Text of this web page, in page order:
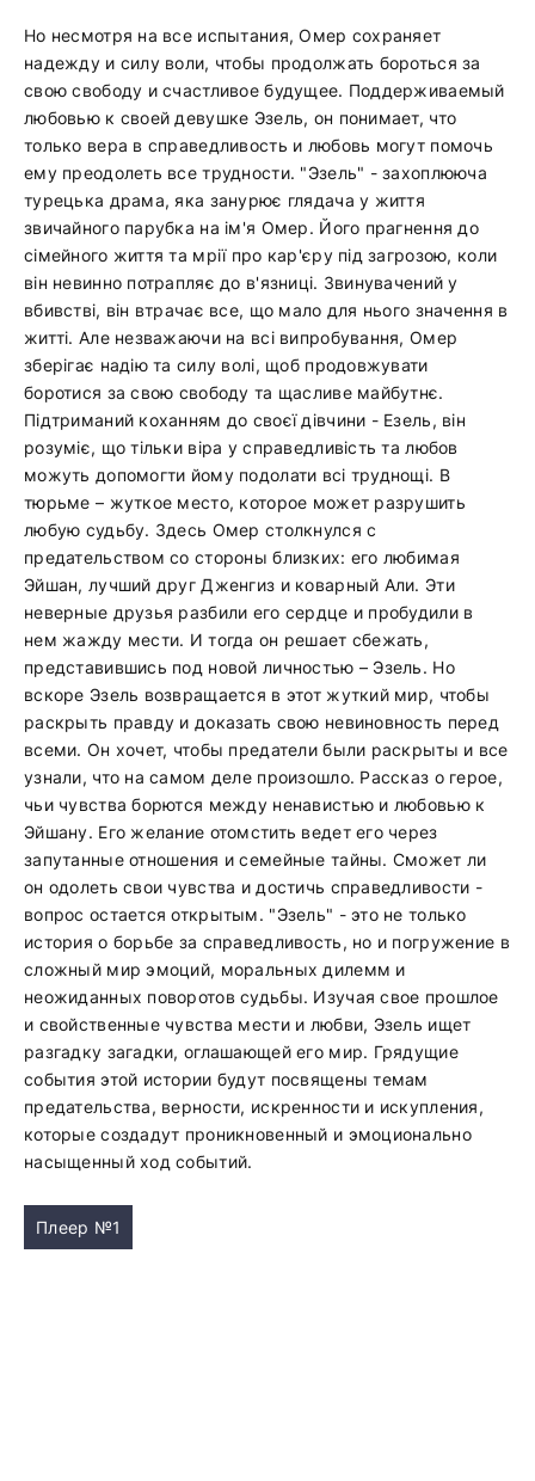
Но несмотря на все испытания, Омер сохраняет
надежду и силу воли, чтобы продолжать бороться за
свою свободу и счастливое будущее. Поддерживаемый
любовью к своей девушке Эзель, он понимает, что
только вера в справедливость и любовь могут помочь
ему преодолеть все трудности. "Эзель" - захоплююча
турецька драма, яка занурює глядача у життя
звичайного парубка на ім'я Омер. Його прагнення до
сімейного життя та мрії про кар'єру під загрозою, коли
він невинно потрапляє до в'язниці. Звинувачений у
вбивстві, він втрачає все, що мало для нього значення в
житті. Але незважаючи на всі випробування, Омер
зберігає надію та силу волі, щоб продовжувати
боротися за свою свободу та щасливе майбутнє.
Підтриманий коханням до своєї дівчини - Езель, він
розуміє, що тільки віра у справедливість та любов
можуть допомогти йому подолати всі труднощі. В
тюрьме – жуткое место, которое может разрушить
любую судьбу. Здесь Омер столкнулся с
предательством со стороны близких: его любимая
Эйшан, лучший друг Дженгиз и коварный Али. Эти
неверные друзья разбили его сердце и пробудили в
нем жажду мести. И тогда он решает сбежать,
представившись под новой личностью – Эзель. Но
вскоре Эзель возвращается в этот жуткий мир, чтобы
раскрыть правду и доказать свою невиновность перед
всеми. Он хочет, чтобы предатели были раскрыты и все
узнали, что на самом деле произошло. Рассказ о герое,
чьи чувства борются между ненавистью и любовью к
Эйшану. Его желание отомстить ведет его через
запутанные отношения и семейные тайны. Сможет ли
он одолеть свои чувства и достичь справедливости -
вопрос остается открытым. "Эзель" - это не только
история о борьбе за справедливость, но и погружение в
сложный мир эмоций, моральных дилемм и
неожиданных поворотов судьбы. Изучая свое прошлое
и свойственные чувства мести и любви, Эзель ищет
разгадку загадки, оглашающей его мир. Грядущие
события этой истории будут посвящены темам
предательства, верности, искренности и искупления,
которые создадут проникновенный и эмоционально
насыщенный ход событий.
Плеер №1